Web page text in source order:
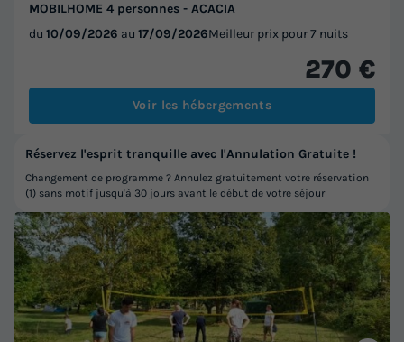
MOBILHOME 4 personnes - ACACIA
du 10/09/2026 au 17/09/2026Meilleur prix pour 7 nuits
270 €
Voir les hébergements
Réservez l'esprit tranquille avec l'Annulation Gratuite !
Changement de programme ? Annulez gratuitement votre réservation
(1) sans motif jusqu'à 30 jours avant le début de votre séjour